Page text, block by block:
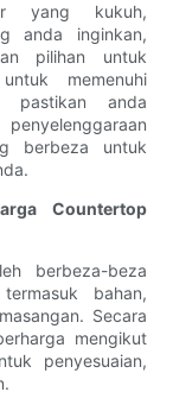
yang kukuh,
anda inginkan,
pilihan untuk
memenuhi
pastikan anda
berbeza untuk
Countertop
berbeza-beza
bahan,
Secara
mengikut
penyesuaian,